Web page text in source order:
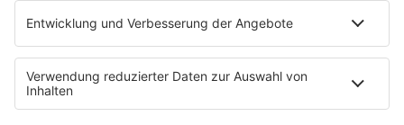
SERVICE
Datenschutz
Datenschutzeinstellungen